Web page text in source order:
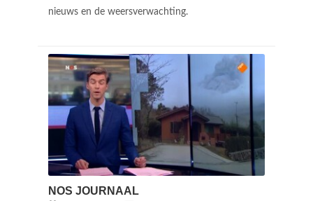
nieuws en de weersverwachting.
NOS JOURNAAL